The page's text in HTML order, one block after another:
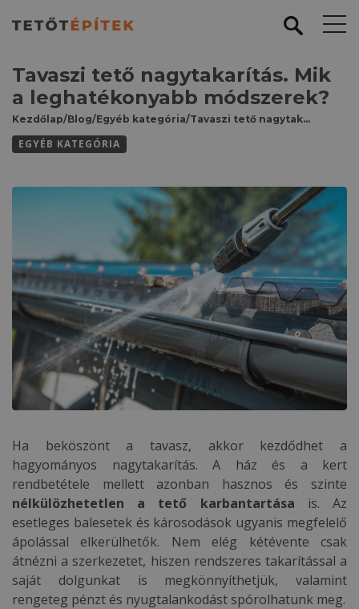
Tavaszi tető nagytakarítás. Mik
a leghatékonyabb módszerek?
Kezdőlap/Blog/Egyéb kategória/ Tavaszi tető nagytakarítás. Mik a leghatékonyabb módszerek?
EGYÉB KATEGÓRIA
Ha beköszönt a tavasz, akkor kezdődhet a
hagyományos nagytakarítás. A ház és a kert
rendbetétele mellett azonban hasznos és szinte
nélkülözhetetlen a tető karbantartása is. Az
esetleges balesetek és károsodások ugyanis megfelelő
ápolással elkerülhetők. Nem elég kétévente csak
átnézni a szerkezetet, hiszen rendszeres takarítással a
saját dolgunkat is megkönnyíthetjük, valamint
rengeteg pénzt és nyugtalankodást spórolhatunk meg.